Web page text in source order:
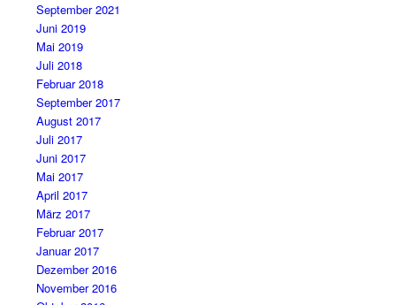
September 2021
Juni 2019
Mai 2019
Juli 2018
Februar 2018
September 2017
August 2017
Juli 2017
Juni 2017
Mai 2017
April 2017
März 2017
Februar 2017
Januar 2017
Dezember 2016
November 2016